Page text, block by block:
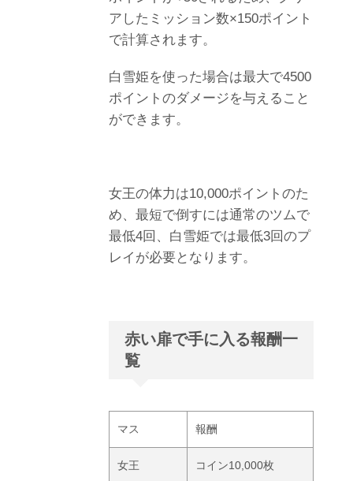
アしたミッション数×150ポイント
で計算されます。
白雪姫を使った場合は最大で4500
ポイントのダメージを与えること
ができます。
女王の体力は10,000ポイントのた
め、最短で倒すには通常のツムで
最低4回、白雪姫では最低3回のプ
レイが必要となります。
赤い扉で手に入る報酬一
覧
マス 報酬
女王 コイン10,000枚